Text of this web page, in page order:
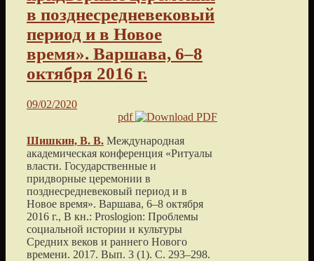
в позднесредневековый
период и в Новое
время». Варшава, 6–8
октября 2016 г.
09/02/2020
pdf
Шишкин, В. В. Mеждународная
академическая конференция «Ритуалы
власти. Государственные и
придворные церемонии в
позднесредневековый период и в
Новое время». Варшава, 6–8 октября
2016 г., В кн.: Proslogion: Проблемы
социальной истории и культуры
Средних веков и раннего Нового
времени. 2017. Вып. 3 (1). С. 293–298.